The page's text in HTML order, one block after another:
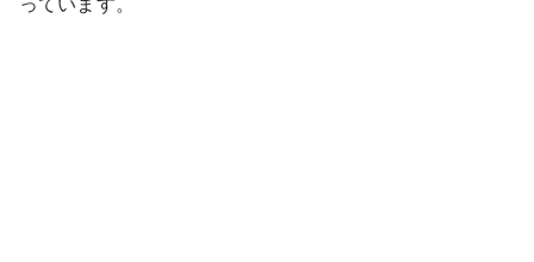
っています。